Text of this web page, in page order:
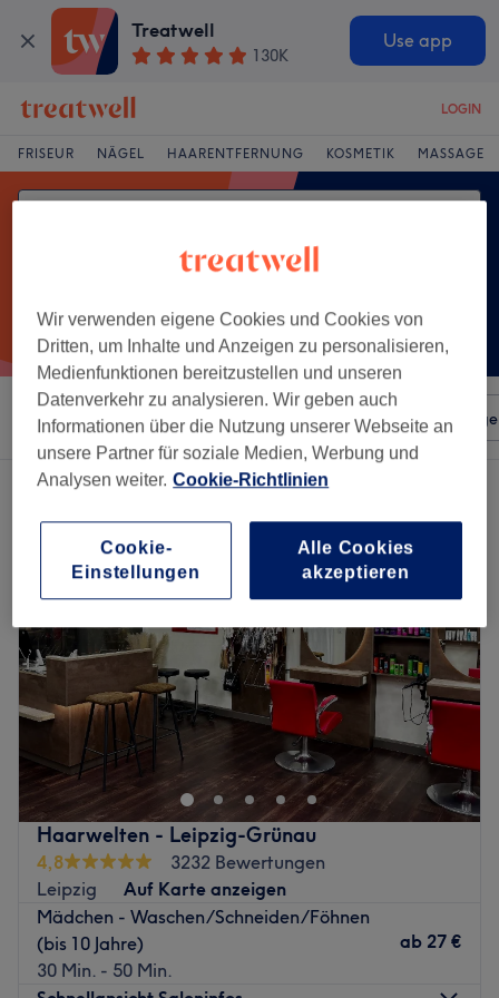
Treatwell
130K
Use app
LOGIN
FRISEUR NÄGEL HAARENTFERNUNG KOSMETIK MASSAGE
Sortieren nach Beliebiger Preis Salons
Ein Salon, der anbietet: haarschnitt für mädchen in Schönau, Leipzig
Haarwelten - Leipzig-Grünau
4,8
3232 Bewertungen
Leipzig
Auf Karte anzeigen
Mädchen - Waschen/Schneiden/Föhnen
(bis 10 Jahre)
30 Min. - 50 Min.
ab 27 €
Wir verwenden eigene Cookies und Cookies von
Dritten, um Inhalte und Anzeigen zu personalisieren,
Medienfunktionen bereitzustellen und unseren
Datenverkehr zu analysieren. Wir geben auch
Informationen über die Nutzung unserer Webseite an
unsere Partner für soziale Medien, Werbung und
Analysen weiter. Cookie-Richtlinien
Cookie-
Einstellungen
Alle Cookies
akzeptieren